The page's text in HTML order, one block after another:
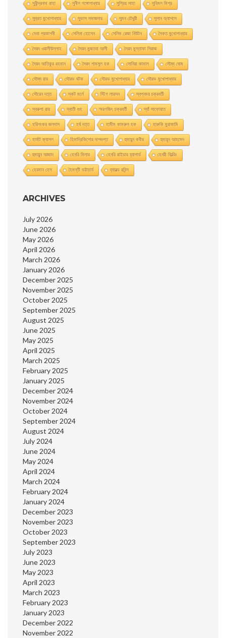
সুধীন্দ্রনাথ রাহা সুনীল গঙ্গোপাধ্যায় সুপ্রিয় সাহা সুবিমল মিশ্র
সুব্রত মুখোপাধ্যায় সুভাস সমাজদার সুমন চৌধুরী সুসান অ্যাশলে
সেবা প্রকাশনী সেলিনা হােসেন সেলিম রেজা নিউটন সৈকত মুখোপাধ্যায়
সৈয়দ ওয়ালীউল্লাহ সৈয়দ মুজতবা আলী সৈয়দ মুস্তাফা সিরাজ
সৈয়দ আতিকুর রহমান সৈয়দ শামসুল হক সোনিয়া কামাল সৌম্য ঘােষ
সৌম্য রায় সৌরভ ঘটক সৌরভ মুখােপাধ্যায় সৌরভ মুখোপাধ্যায়
সৌরেন দত্ত স্কট মর্লে স্টিগ লারসন স্বপ্নময় চক্রবর্তী
স্বরুপা রায় স্বাতী গুহ স্মরণজিৎ চক্রবর্তী স্যাঁ সাফোয়াত
হরিশংকর জলদাস হর্ষ দত্ত হামীম কামরুল হক হারুকি মুরাকামি
হার্বাট ক্যাসল হিমাদ্রিকিশাের দাশগুপ্ত হুমায়ুন কবীর হুমায়ূন আহমেদ
হুমায়ুন আজাদ হেনরি মিলার হেনরি রাইডার হ্যাগার্ড হেনরী ফিল্ডিং
হেরমান হেস হৈমন্তী ভট্টাচার্য হ্যারল্ড রবিন্স
ARCHIVES
July 2026
June 2026
May 2026
April 2026
March 2026
January 2026
December 2025
November 2025
October 2025
September 2025
August 2025
June 2025
May 2025
April 2025
March 2025
February 2025
January 2025
December 2024
November 2024
October 2024
September 2024
August 2024
July 2024
June 2024
May 2024
April 2024
March 2024
February 2024
January 2024
December 2023
November 2023
October 2023
September 2023
July 2023
June 2023
May 2023
April 2023
March 2023
February 2023
January 2023
December 2022
November 2022